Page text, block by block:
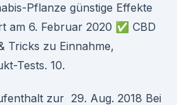
Pflanze günstige Effekte
am 6. Februar 2020 ✅ CBD
Tricks zu Einnahme,
Tests. 10.
zur 29. Aug. 2018 Bei